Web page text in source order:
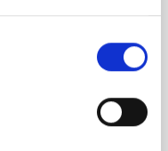
TRICERATOPS, a
false